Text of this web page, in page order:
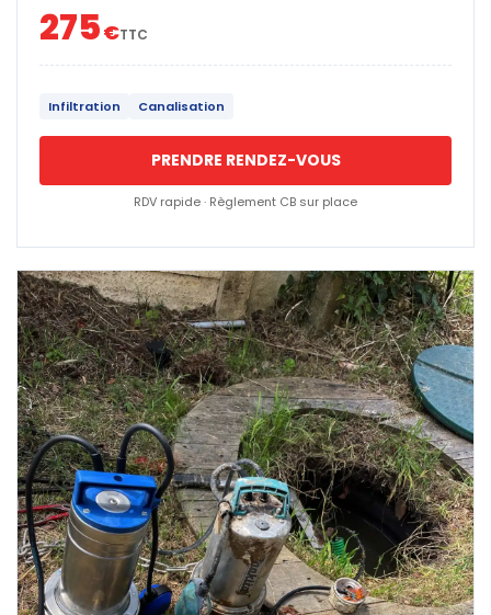
275€TTC
Infiltration Canalisation
PRENDRE RENDEZ-VOUS
RDV rapide · Règlement CB sur place